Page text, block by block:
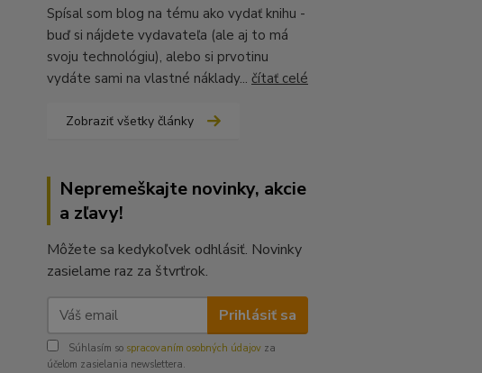
Spísal som blog na tému ako vydať knihu -
buď si nájdete vydavateľa (ale aj to má
svoju technológiu), alebo si prvotinu
vydáte sami na vlastné náklady... čítať celé
Zobraziť všetky články
Nepremeškajte novinky, akcie
a zľavy!
Môžete sa kedykoľvek odhlásiť. Novinky
zasielame raz za štvrťrok.
Prihlásiť sa
Súhlasím so spracovaním osobných údajov za
účelom zasielania newslettera.